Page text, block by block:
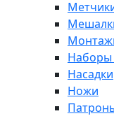
Наборы
Насадки
Ножи